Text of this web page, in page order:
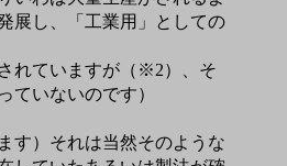
展し、「工業用」としての
れていますが（※2）、そ
いないのです）
す）それは当然そのような